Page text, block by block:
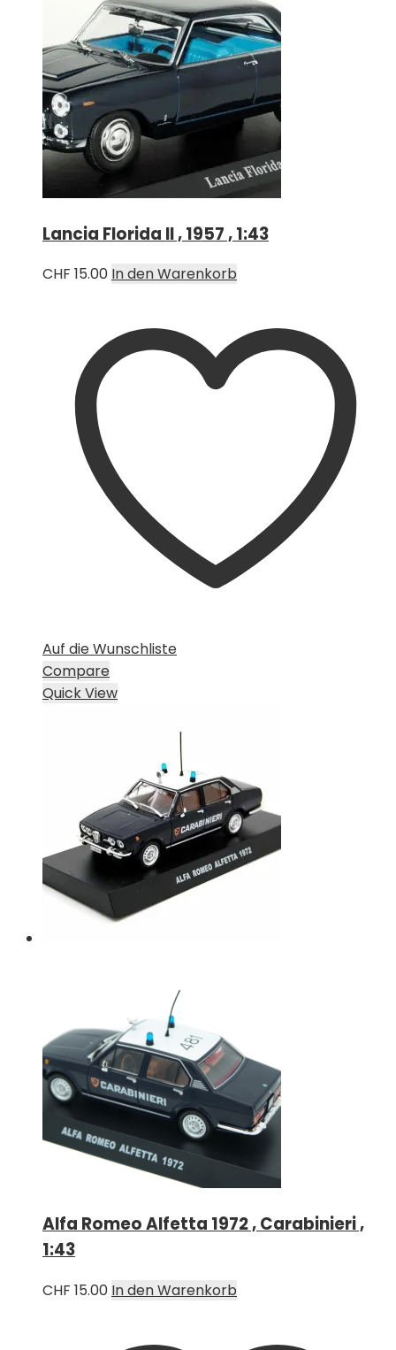
Lancia Florida II , 1957 , 1:43
CHF 15.00 In den Warenkorb
Auf die Wunschliste
Compare
Quick View
Alfa Romeo Alfetta 1972 , Carabinieri ,
1:43
CHF 15.00 In den Warenkorb